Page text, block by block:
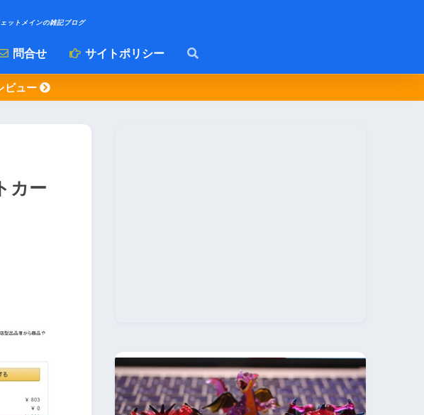
ットメインの雑記ブログ
問合せ サイトポリシー
ビュー
カー